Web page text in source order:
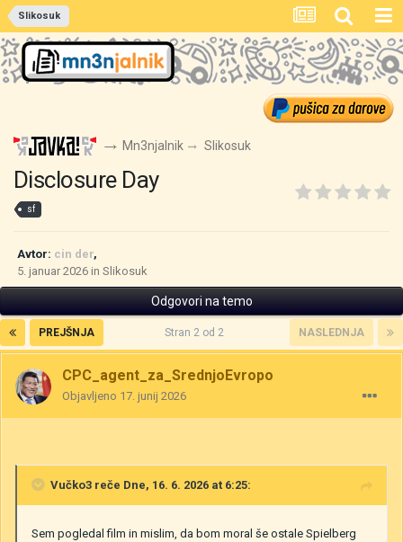
Slikosuk
Mn3njalnik Slikosuk
Disclosure Day
sf
Avtor: cin der,
5. januar 2026 in Slikosuk
Odgovori na temo
PREJŠNJA NASLEDNJA
Stran 2 od 2
CPC_agent_za_SrednjoEvropo
Objavljeno 17. junij 2026
Vučko3 reče Dne, 16. 6. 2026 at 6:25:
Sem pogledal film in mislim, da bom moral še ostale Spielberg